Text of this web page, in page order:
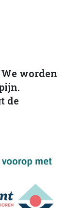
worden
de